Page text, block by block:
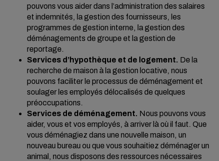
pouvons vous aider dans l’administration des salaires
et indemnités, la gestion des fournisseurs, les
programmes de gestion interne, la gestion des
déménagements de groupe et la gestion de
reportage.
Services d’hypothèque et de logement. De la
recherche de maison à la gestion locative, nous
pouvons faciliter le processus de déménagement et
soulager les employés délocalisés de quelques
préoccupations.
Services de déménagement. Nous pouvons vous
aider, vous et vos employés, à arriver là où il faut. Que
vous déménagiez dans une nouvelle maison, un
nouveau bureau ou que vous souhaitiez déménager un
animal, nous disposons des ressources nécessaires